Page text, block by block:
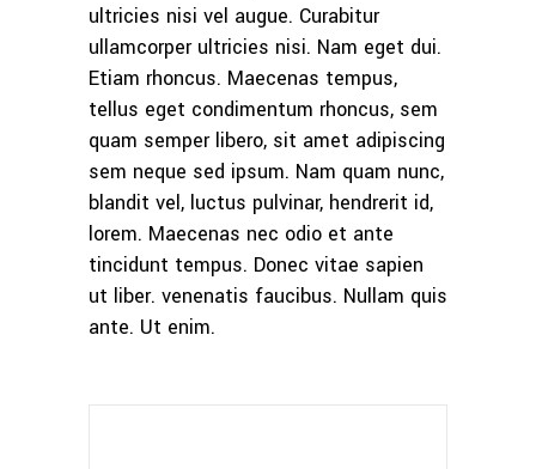
ultricies nisi vel augue. Curabitur
ullamcorper ultricies nisi. Nam eget dui.
Etiam rhoncus. Maecenas tempus,
tellus eget condimentum rhoncus, sem
quam semper libero, sit amet adipiscing
sem neque sed ipsum. Nam quam nunc,
blandit vel, luctus pulvinar, hendrerit id,
lorem. Maecenas nec odio et ante
tincidunt tempus. Donec vitae sapien
ut liber. venenatis faucibus. Nullam quis
ante. Ut enim.